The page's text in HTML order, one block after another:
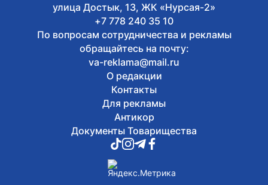
улица Достык, 13, ЖК «Нурсая-2»
+7 778 240 35 10
По вопросам сотрудничества и рекламы
обращайтесь на почту:
va-reklama@mail.ru
О редакции
Контакты
Для рекламы
Антикор
Документы Товарищества